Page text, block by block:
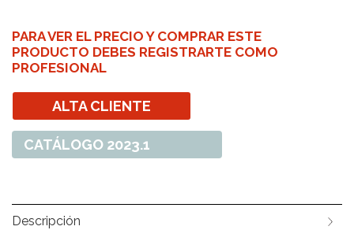
PARA VER EL PRECIO Y COMPRAR ESTE
PRODUCTO DEBES REGISTRARTE COMO
PROFESIONAL
ALTA CLIENTE
CATÁLOGO 2023.1
Descripción